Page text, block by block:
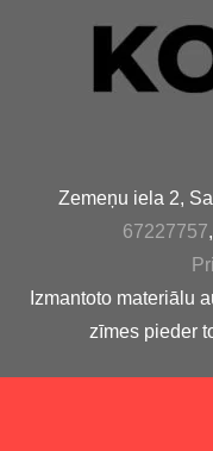
Zemeņu iela 2,
67227757
Izmantoto materiālu
zīmes pieder